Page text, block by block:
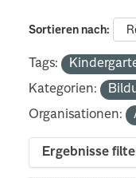
Sortieren nach
Tags:
Kategorien:
Organisationen:
Ergebnisse